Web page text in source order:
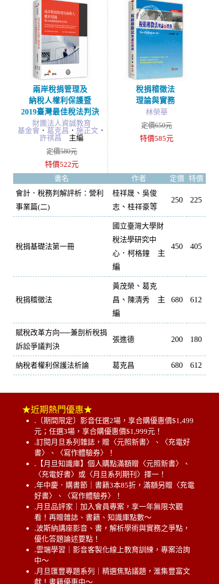
兩岸稅捐管理及
納稅人權利保護暨
2019臺灣最佳稅法判決
財團法人資誠教育
基金會 ．葛克昌 ．施正文 ．
許祺昌 主編
定價580元
特價522元
稅捐稽徵法
理論與實務
林榮華
定價650元
特價585元
書名 作者 定價
特價
會計．稅務判解評析：營利
事業篇(二)
桂祥晟、 吳俊
志、 桂祥豪等
250 225
稅捐基礎法第一冊
國立臺灣大學財
稅法學研究中
心． 柯格鐘主
編
450 405
稅捐稽徵法
黃茂榮 、 葛克
昌 、 陳清秀主
編
680 612
賦稅改革方向──兼剖析稅捐
訴訟爭議判決
張進德 200 180
納稅者權利保護法析論 葛克昌 680 612
★近期熱門優惠★
. 〔期間限定〕影音任選2場，享合購優惠價$1,499
元；任選3場，享合購優惠價$1,999元！
.訂閱月旦系列雜誌，贈〈元照新書〉、〈充電好
書〉、〈寫作體驗券〉！
. 【月旦知識庫】個人購點滿額贈〈元照新書〉、
〈充電好書〉或〈月旦系列期刊〉擇一！
.年中慶．購書節｜書籍3本85折，滿額另贈〈充電
好書〉、〈寫作體驗券〉！
.月旦品評家｜加入會員專案，享一年無限次觀
看！再贈雜誌、書籍、知識庫點數～
.波斯納講座影音、書，解析學術與實務之爭點，
優化答題論述要點！
.雲端學習｜影音客製化線上教育訓練，專案洽詢
中～
.月旦匯豐專題系列｜精選焦點議題，滙集豐富文
獻！書籍優惠中～